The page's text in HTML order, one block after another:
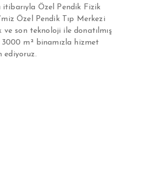
itibarıyla Özel Pendik Fizik
Özel Pendik Tıp Merkezi
ve son teknoloji ile donatılmış
3000 m² binamızla hizmet
ediyoruz.